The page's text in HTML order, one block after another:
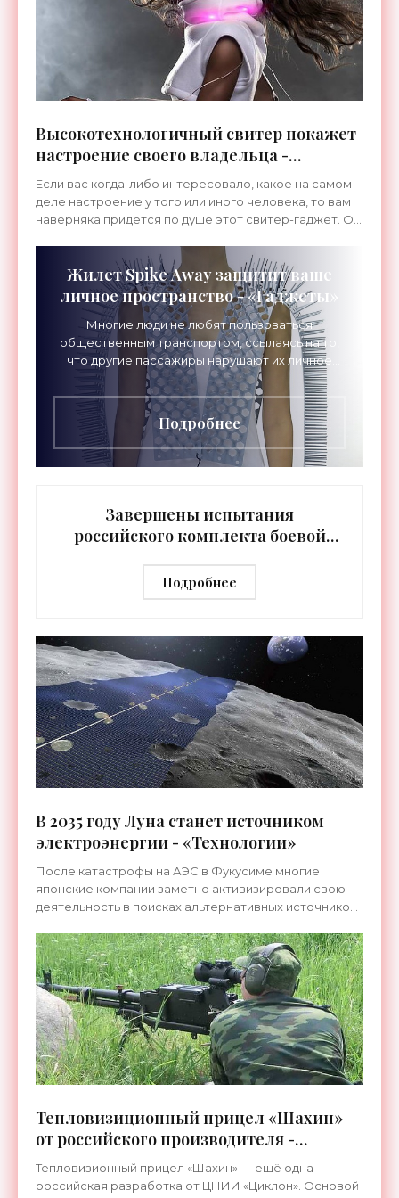
Высокотехнологичный свитер покажет
настроение своего владельца -
«Гаджеты»
Если вас когда-либо интересовало, какое на самом
деле настроение у того или иного человека, то вам
наверняка придется по душе этот свитер-гаджет. Он
Жилет Spike Away защитит ваше
личное пространство - «Гаджеты»
Многие люди не любят пользоваться
общественным транспортом, ссылаясь на то,
что другие пассажиры нарушают их личное
пространство. Но если обстоятельства
вынуждают вас спуститься в метро
Подробнее
Завершены испытания
российского комплекта боевой
«Технологии»
Подробнее
В 2035 году Луна станет источником
электроэнергии - «Технологии»
После катастрофы на АЭС в Фукусиме многие
японские компании заметно активизировали свою
деятельность в поисках альтернативных источников
компания
Тепловизиционный прицел «Шахин»
от российского производителя -
«Технологии»
Тепловизионный прицел «Шахин» — ещё одна
российская разработка от ЦНИИ «Циклон». Основой